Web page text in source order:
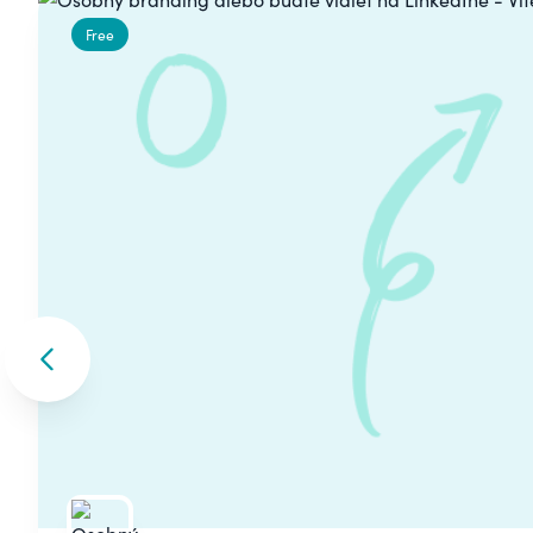
Skip to previous slide
Free